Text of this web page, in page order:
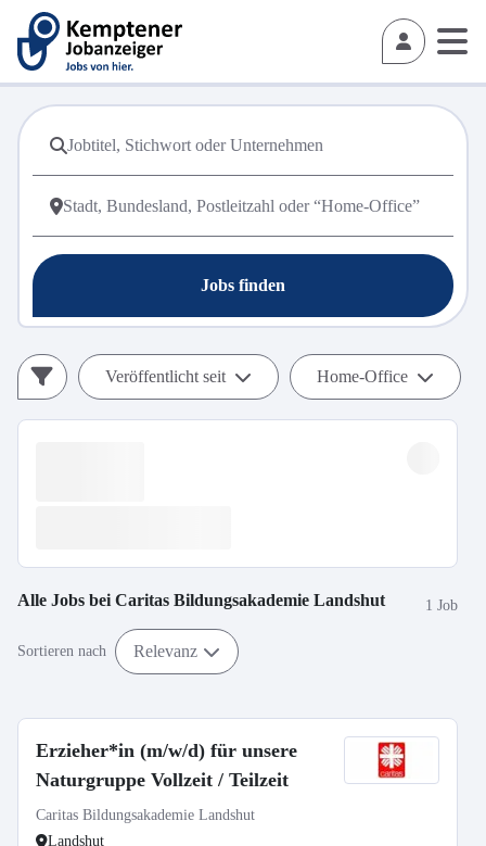
Jobs finden
Veröffentlicht seit Home-Office
Alle Jobs bei Caritas Bildungsakademie Landshut 1 Job
Sortieren nach Relevanz
Erzieher*in (m/w/d) für unsere
Naturgruppe Vollzeit / Teilzeit
Caritas Bildungsakademie Landshut
Landshut